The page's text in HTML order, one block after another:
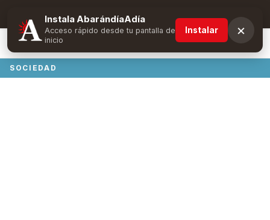
Suscríbete y obtén ventajas exclusivas
SOCIEDAD
Instala AbarándíaAdía
Acceso rápido desde tu pantalla de
inicio
Instalar ×